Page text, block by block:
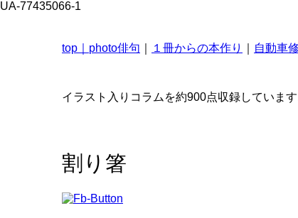
UA-77435066-1
top｜ photo俳句 １冊からの本作り 自動車
イラスト入りコラムを約900点収録しています
割り箸